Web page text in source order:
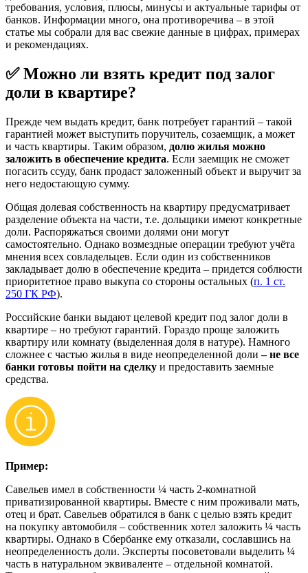
требования, условия, плюсы, минусы и актуальные тарифы от
банков. Информации много, она противоречива – в этой
статье мы собрали для вас свежие данные в цифрах, примерах
и рекомендациях.
✅ Можно ли взять кредит под залог
доли в квартире?
Прежде чем выдать кредит, банк потребует гарантий – такой
гарантией может выступить поручитель, созаемщик, а может
и часть квартиры. Таким образом, долю жилья можно
заложить в обеспечение кредита. Если заемщик не сможет
погасить ссуду, банк продаст заложенный объект и выручит за
него недостающую сумму.
Общая долевая собственность на квартиру предусматривает
разделение объекта на части, т.е. дольщики имеют конкретные
доли. Распоряжаться своими долями они могут
самостоятельно. Однако возмездные операции требуют учёта
мнения всех совладельцев. Если один из собственников
закладывает долю в обеспечение кредита – придется соблюсти
приоритетное право выкупа со стороны остальных (п. 1 ст.
250 ГК РФ).
Российские банки выдают целевой кредит под залог доли в
квартире – но требуют гарантий. Гораздо проще заложить
квартиру или комнату (выделенная доля в натуре). Намного
сложнее с частью жилья в виде неопределенной доли – не все
банки готовы пойти на сделку и предоставить заемные
средства.
Пример:
Савельев имел в собственности ¼ часть 2-комнатной
приватизированной квартиры. Вместе с ним проживали мать,
отец и брат. Савельев обратился в банк с целью взять кредит
на покупку автомобиля – собственник хотел заложить ¼ часть
квартиры. Однако в Сбербанке ему отказали, сославшись на
неопределенность доли. Эксперты посоветовали выделить ¼
часть в натуральном эквиваленте – отдельной комнатой.